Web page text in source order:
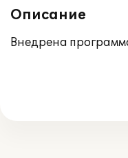
Описание
Внедрена